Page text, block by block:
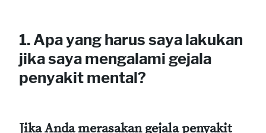
1. Apa yang harus saya lakukan
jika saya mengalami gejala
penyakit mental?
Jika Anda merasakan gejala penyakit